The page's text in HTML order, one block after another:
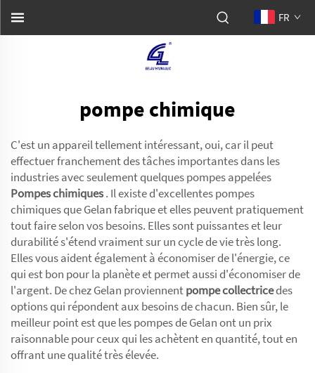
FR
pompe chimique
C'est un appareil tellement intéressant, oui, car il peut
effectuer franchement des tâches importantes dans les
industries avec seulement quelques pompes appelées
Pompes chimiques. Il existe d'excellentes pompes
chimiques que Gelan fabrique et elles peuvent pratiquement
tout faire selon vos besoins. Elles sont puissantes et leur
durabilité s'étend vraiment sur un cycle de vie très long.
Elles vous aident également à économiser de l'énergie, ce
qui est bon pour la planète et permet aussi d'économiser de
l'argent. De chez Gelan proviennentpompe collectricedes
options qui répondent aux besoins de chacun. Bien sûr, le
meilleur point est que les pompes de Gelan ont un prix
raisonnable pour ceux qui les achètent en quantité, tout en
offrant une qualité très élevée.